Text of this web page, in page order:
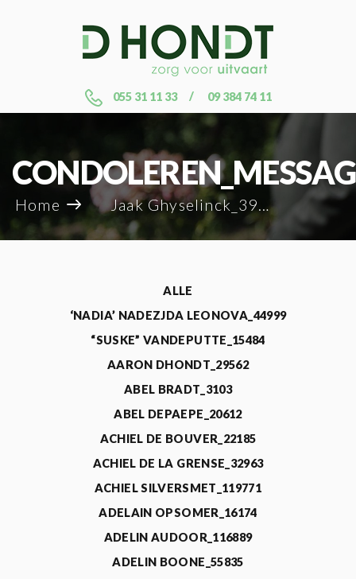
055 31 11 33 09 384 74 11
Home Jaak Ghyselinck_39745
ALLE
‘NADIA’ NADEZJDA LEONOVA_44999
“SUSKE” VANDEPUTTE_15484
AARON DHONDT_29562
ABEL BRADT_3103
ABEL DEPAEPE_20612
ACHIEL DE BOUVER_22185
ACHIEL DE LA GRENSE_32963
ACHIEL SILVERSMET_119771
ADELAIN OPSOMER_16174
ADELIN AUDOOR_116889
ADELIN BOONE_55835